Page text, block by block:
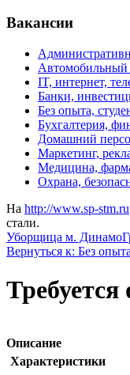
Вакансии
Автомобильный
IT, интернет,
Банки,
Без опыта,
Бухгалтерия,
Домашний
Маркетинг,
Медицина,
Охрана,
На http://www.sp-stm.ru
стали.
Уборщица м. Динамо
Вернуться к: Без
Описание
Характеристики